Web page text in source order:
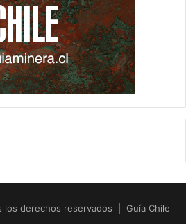
los derechos reservados | Guía Chile